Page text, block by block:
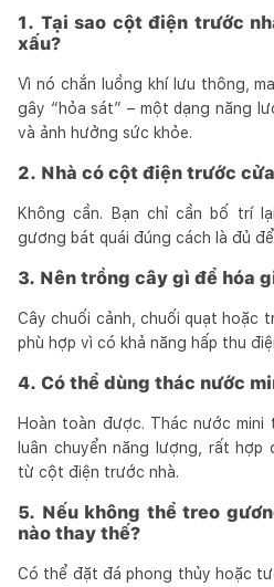
1. Tại sao cột điện trước
xấu?
Vì nó chắn luồng khí lưu thông,
gây “hỏa sát” – một dạng năng
và ảnh hưởng sức khỏe.
2. Nhà có cột điện trước
Không cần. Bạn chỉ cần bố trí
gương bát quái đúng cách là đủ
3. Nên trồng cây gì để hóa
Cây chuối cảnh, chuối quạt hoặc
phù hợp vì có khả năng hấp thu
4. Có thể dùng thác nước
Hoàn toàn được. Thác nước
luân chuyển năng lượng, rất hợp
từ cột điện trước nhà.
5. Nếu không thể treo
nào thay thế?
Có thể đặt đá phong thủy hoặc